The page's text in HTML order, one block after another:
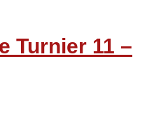
Turnier 11 –